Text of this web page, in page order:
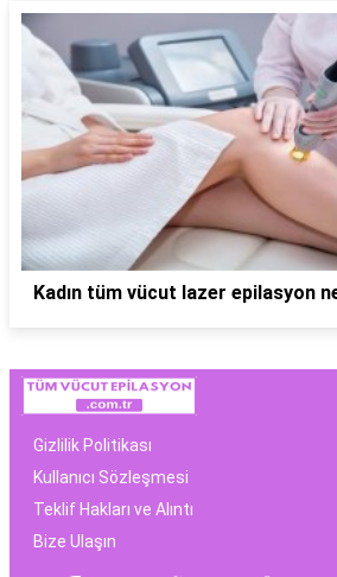
Kadın tüm vücut lazer epilasyon
Gizlilik Politikası
Kullanıcı Sözleşmesi
Teklif Hakları ve Alıntı
Bize Ulaşın